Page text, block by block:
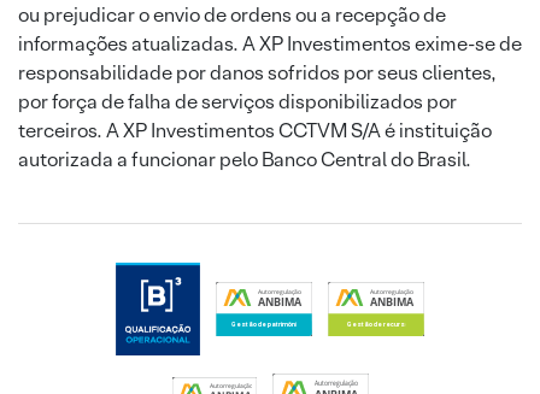
ou prejudicar o envio de ordens ou a recepção de
informações atualizadas. A XP Investimentos exime-se de
responsabilidade por danos sofridos por seus clientes,
por força de falha de serviços disponibilizados por
terceiros. A XP Investimentos CCTVM S/A é instituição
autorizada a funcionar pelo Banco Central do Brasil.